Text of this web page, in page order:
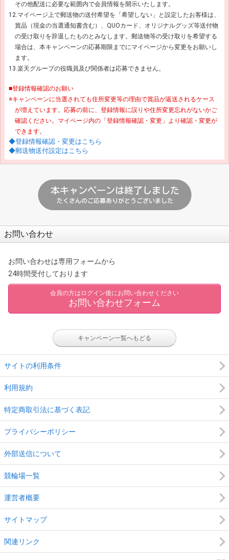
その他配送に必要な範囲内で会員情報を開示いたします。
12.マイページ上で郵送物の送付希望を「希望しない」と設定したお客様は、
賞品（現金の当選通知書含む）、QUOカード、オリジナルグッズ等送付物
の受け取りを辞退したものとみなします。郵送物等の受け取りを希望する
場合は、本キャンペーンの応募期限までにマイページから変更をお願いし
ます。
13.楽天グループの役職員及び関係者は応募できません。
■登録情報確認のお願い
※キャンペーンに当選されても住所変更等の理由で賞品が返送されるケース
が増えています。応募の前に、登録情報に誤りや住所変更忘れがないかご
確認ください。マイページ内の「登録情報確認・変更」より確認・変更が
できます。
◆登録情報確認・変更はこちら
◆郵送物送付設定はこちら
お問い合わせ
お問い合わせは専用フォームから
24時間受付しております
会員の方はログイン後にお問い合わせください
お問い合わせフォーム
キャンペーン一覧へもどる
サイトの利用条件
利用規約
特定商取引法に基づく表記
プライバシーポリシー
外部送信について
競輪場一覧
運営者概要
サイトマップ
関連リンク